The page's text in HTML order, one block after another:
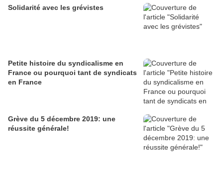
Solidarité avec les grévistes
Petite histoire du syndicalisme en
France ou pourquoi tant de syndicats
en France
Grève du 5 décembre 2019: une
réussite générale!